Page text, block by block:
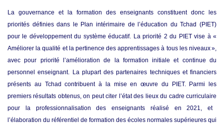
La gouvernance et la formation des enseignants constituent donc les
priorités définies dans le Plan intérimaire de l’éducation du Tchad (PIET)
pour le développement du système éducatif. La priorité 2 du PIET vise à «
Améliorer la qualité et la pertinence des apprentissages à tous les niveaux »,
avec pour priorité l’amélioration de la formation initiale et continue du
personnel enseignant. La plupart des partenaires techniques et financiers
présents au Tchad contribuent à la mise en œuvre du PIET. Parmi les
premiers résultats obtenus, on peut citer l’état des lieux du cadre curriculaire
pour la professionnalisation des enseignants réalisé en 2021,et
l’élaboration du référentiel de formation des écoles normales supérieures qui